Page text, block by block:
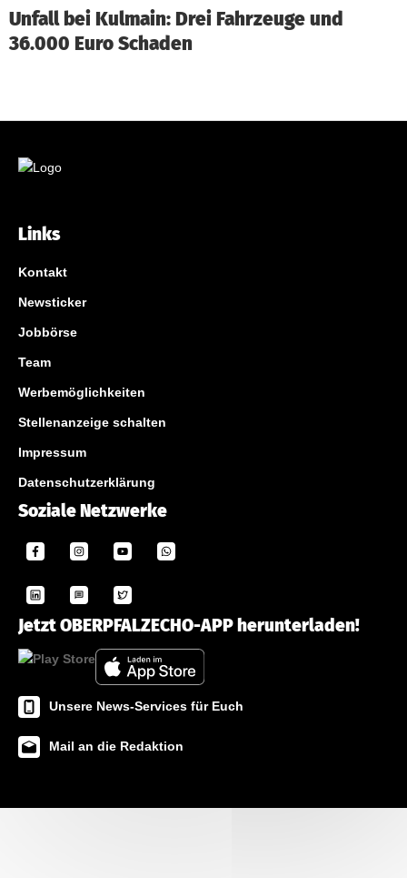
Unfall bei Kulmain: Drei Fahrzeuge und
36.000 Euro Schaden
Links
Kontakt
Newsticker
Jobbörse
Team
Werbemöglichkeiten
Stellenanzeige schalten
Impressum
Datenschutzerklärung
Soziale Netzwerke
Jetzt OBERPFALZECHO-APP herunterladen!
Unsere News-Services für Euch
Mail an die Redaktion